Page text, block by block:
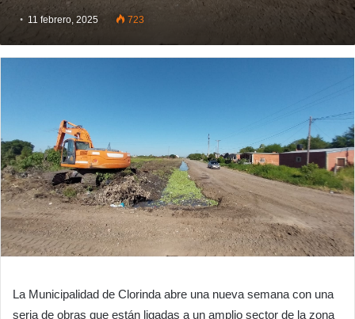
11 febrero, 2025 723
La Municipalidad de Clorinda abre una nueva semana con una
seria de obras que están ligadas a un amplio sector de la zona